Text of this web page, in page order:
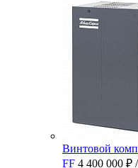
Винтовой
FF 4 400 000 ₽